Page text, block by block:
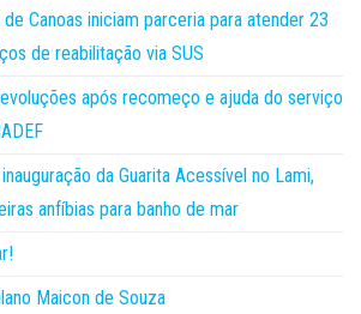
Canoas iniciam parceria para atender 23
de reabilitação via SUS
após recomeço e ajuda do serviço
da Guarita Acessível no Lami,
anfíbias para banho de mar
Maicon de Souza